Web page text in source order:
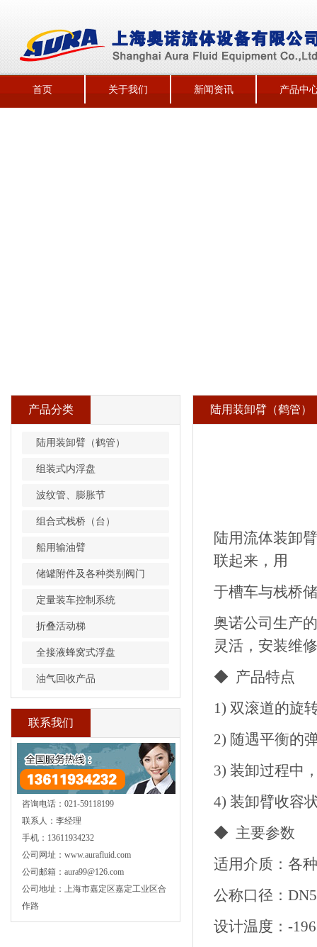
首页 关于我们 新闻资讯 产品中
产品分类
陆用装卸臂（鹤管）
组装式内浮盘
波纹管、膨胀节
组合式栈桥（台）
船用输油臂
储罐附件及各种类别阀门
定量装车控制系统
折叠活动梯
全接液蜂窝式浮盘
油气回收产品
联系我们
咨询电话：021-59118199
联系人：李经理
手机：13611934232
公司网址：www.aurafluid.com
公司邮箱：aura99@126.com
公司地址：上海市嘉定区嘉定工业区合
作路
陆用装卸臂（鹤管）
陆用流体装卸
联起来，用
于槽车与栈桥
奥诺公司生产
灵活，安装维
◆ 产品特点
1) 双滚道的旋
2) 随遇平衡的
3) 装卸过程中
4) 装卸臂收容
◆ 主要参数
适用介质：各
公称口径：
设计温度：-